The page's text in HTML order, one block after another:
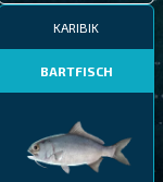
KARIBIK
BARTFISCH